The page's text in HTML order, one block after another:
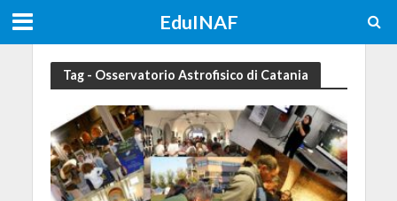
EduINAF
Tag - Osservatorio Astrofisico di Catania